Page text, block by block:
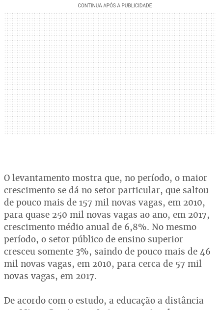
O levantamento mostra que, no período, o maior
crescimento se dá no setor particular, que saltou
de pouco mais de 157 mil novas vagas, em 2010,
para quase 250 mil novas vagas ao ano, em 2017,
crescimento médio anual de 6,8%. No mesmo
período, o setor público de ensino superior
cresceu somente 3%, saindo de pouco mais de 46
mil novas vagas, em 2010, para cerca de 57 mil
novas vagas, em 2017.
De acordo com o estudo, a educação a distância